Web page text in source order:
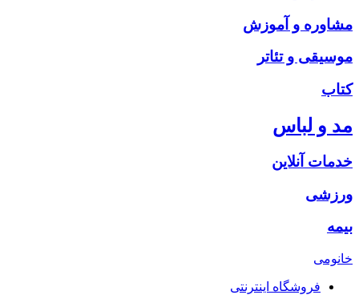
مشاوره و آموزش
موسیقی و تئاتر
کتاب
مد و لباس
خدمات آنلاین
ورزشی
بیمه
خانومی
فروشگاه اینترنتی